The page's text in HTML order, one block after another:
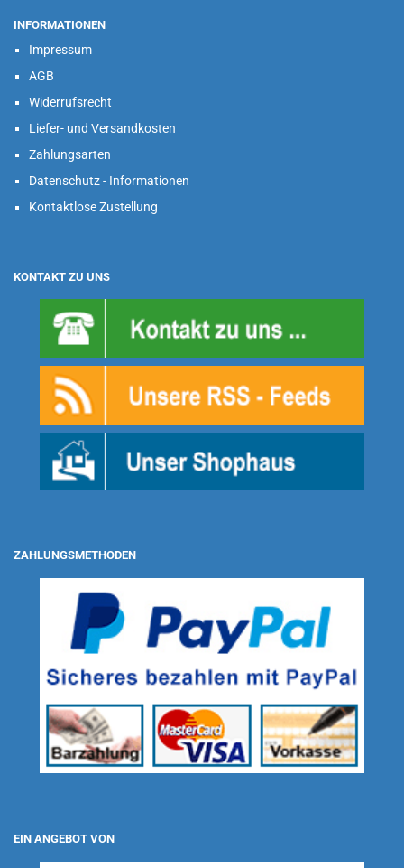
INFORMATIONEN
Impressum
AGB
Widerrufsrecht
Liefer- und Versandkosten
Zahlungsarten
Datenschutz - Informationen
Kontaktlose Zustellung
KONTAKT ZU UNS
ZAHLUNGSMETHODEN
EIN ANGEBOT VON